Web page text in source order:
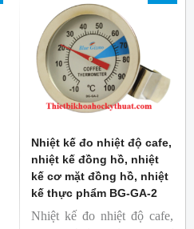
Nhiệt kế đo nhiệt độ cafe,
nhiệt kế đồng hồ, nhiệt
kế cơ mặt đồng hồ, nhiệt
kế thực phẩm BG-GA-2
Nhiệt kế đo nhiệt độ cafe,